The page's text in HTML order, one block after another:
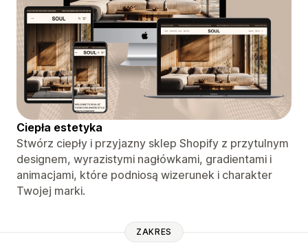
Ciepła estetyka
Stwórz ciepły i przyjazny sklep Shopify z przytulnym
designem, wyrazistymi nagłówkami, gradientami i
animacjami, które podniosą wizerunek i charakter
Twojej marki.
ZAKRES